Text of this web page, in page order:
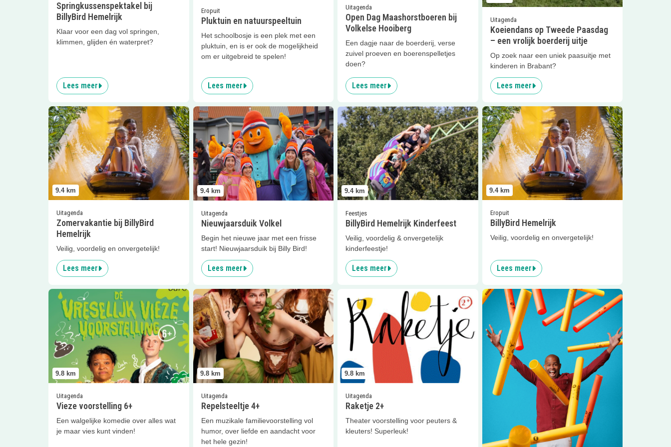
Springkussenspektakel bij
BillyBird Hemelrijk
Klaar voor een dag vol springen,
klimmen, glijden én waterpret?
Lees meer
Eropuit
Pluktuin en natuurspeeltuin
Het schoolbosje is een plek met een
pluktuin, en is er ook de mogelijkheid
om er uitgebreid te spelen!
Lees meer
Uitagenda
Open Dag Maashorstboeren bij
Volkelse Hooiberg
Een dagje naar de boerderij, verse
zuivel proeven en boerenspelletjes
doen?
Lees meer
Uitagenda
Koeiendans op Tweede Paasdag
– een vrolijk boerderij uitje
Op zoek naar een uniek paasuitje met
kinderen in Brabant?
Lees meer
9.4 km
Uitagenda
Zomervakantie bij BillyBird
Hemelrijk
Veilig, voordelig en onvergetelijk!
Lees meer
Lees meer Zomervakantie bij BillyBird Hemelrijk
9.4 km
Uitagenda
Nieuwjaarsduik Volkel
Begin het nieuwe jaar met een frisse
start! Nieuwjaarsduik bij Billy Bird!
Lees meer
Lees meer Nieuwjaarsduik Volkel
9.4 km
Feestjes
BillyBird Hemelrijk Kinderfeest
Veilig, voordelig & onvergetelijk
kinderfeestje!
Lees meer
Lees meer BillyBird Hemelrijk Kinderfeest
9.4 km
Eropuit
BillyBird Hemelrijk
Veilig, voordelig en onvergetelijk!
Lees meer
Lees meer BillyBird Hemelrijk
9.8 km
Uitagenda
Vieze voorstelling 6+
Een walgelijke komedie over alles wat
je maar vies kunt vinden!
Lees meer Vieze voorstelling 6+
9.8 km
Uitagenda
Repelsteeltje 4+
Een muzikale familievoorstelling vol
humor, over liefde en aandacht voor
het hele gezin!
Lees meer Repelsteeltje 4+
9.8 km
Uitagenda
Raketje 2+
Theater voorstelling voor peuters &
kleuters! Superleuk!
Raketje 2+ Lees meer KOLÓ (6+)